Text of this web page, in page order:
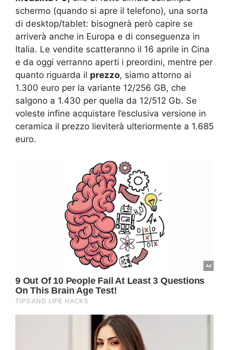
schermo (quando si apre il telefono), una sorta
di desktop/tablet: bisognerà però capire se
arriverà anche in Europa e di conseguenza in
Italia. Le vendite scatteranno il 16 aprile in Cina
e da oggi verranno aperti i preordini, mentre per
quanto riguarda il prezzo, siamo attorno ai
1.300 euro per la variante 12/256 GB, che
salgono a 1.430 per quella da 12/512 Gb. Se
voleste infine acquistare l’esclusiva versione in
ceramica il prezzo lieviterà ulteriormente a 1.685
euro.